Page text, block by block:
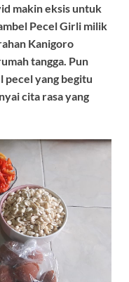
makin eksis untuk
Pecel Girli milik
Kanigoro
tangga. Pun
pecel yang begitu
cita rasa yang